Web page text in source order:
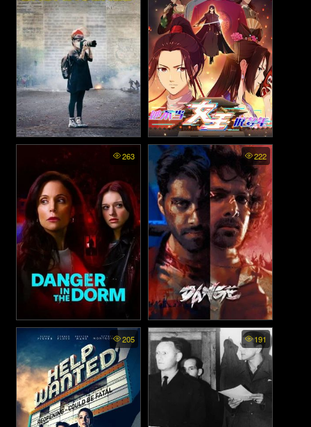
ENDANGERED - ใกล้สูญพันธุ์
(2022)
Ta Bu Dang Nüzhu Hen
Duonian (Since I Wasn’t the
Heroine) - เลิกเป็นนางเอกนาน
แล้วค่ะ ซับไทย
263
Danger in the Dorm (2024)
222
Dange - เดนจ์ (2024)
205 191